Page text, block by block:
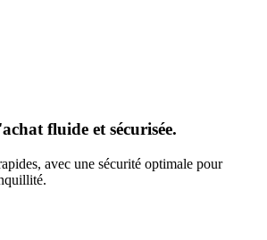
fluide et sécurisée.
avec une sécurité optimale pour